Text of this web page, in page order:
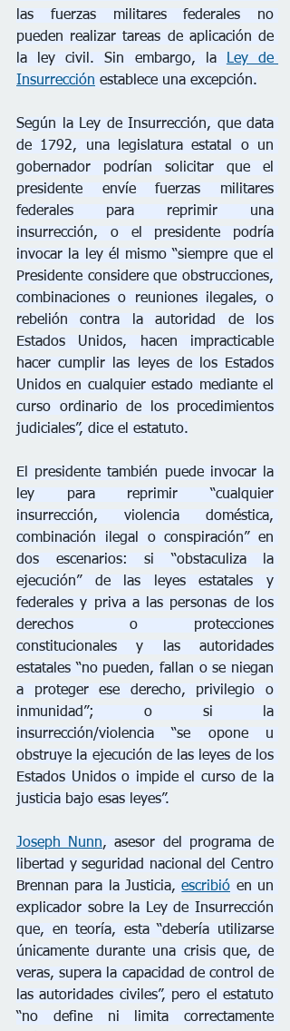
las fuerzas militares federales no
pueden realizar tareas de aplicación de
la ley civil. Sin embargo, la Ley de
Insurrección establece una excepción.
Según la Ley de Insurrección, que data
de 1792, una legislatura estatal o un
gobernador podrían solicitar que el
presidente envíe fuerzas militares
federales para reprimir una
insurrección, o el presidente podría
invocar la ley él mismo “siempre que el
Presidente considere que obstrucciones,
combinaciones o reuniones ilegales, o
rebelión contra la autoridad de los
Estados Unidos, hacen impracticable
hacer cumplir las leyes de los Estados
Unidos en cualquier estado mediante el
curso ordinario de los procedimientos
judiciales”, dice el estatuto.
El presidente también puede invocar la
ley para reprimir “cualquier
insurrección, violencia doméstica,
combinación ilegal o conspiración” en
dos escenarios: si “obstaculiza la
ejecución” de las leyes estatales y
federales y priva a las personas de los
derechos o protecciones
constitucionales y las autoridades
estatales “no pueden, fallan o se niegan
a proteger ese derecho, privilegio o
inmunidad”; o si la
insurrección/violencia “se opone u
obstruye la ejecución de las leyes de los
Estados Unidos o impide el curso de la
justicia bajo esas leyes”.
Joseph Nunn, asesor del programa de
libertad y seguridad nacional del Centro
Brennan para la Justicia, escribió en un
explicador sobre la Ley de Insurrección
que, en teoría, esta “debería utilizarse
únicamente durante una crisis que, de
veras, supera la capacidad de control de
las autoridades civiles”, pero el estatuto
“no define ni limita correctamente